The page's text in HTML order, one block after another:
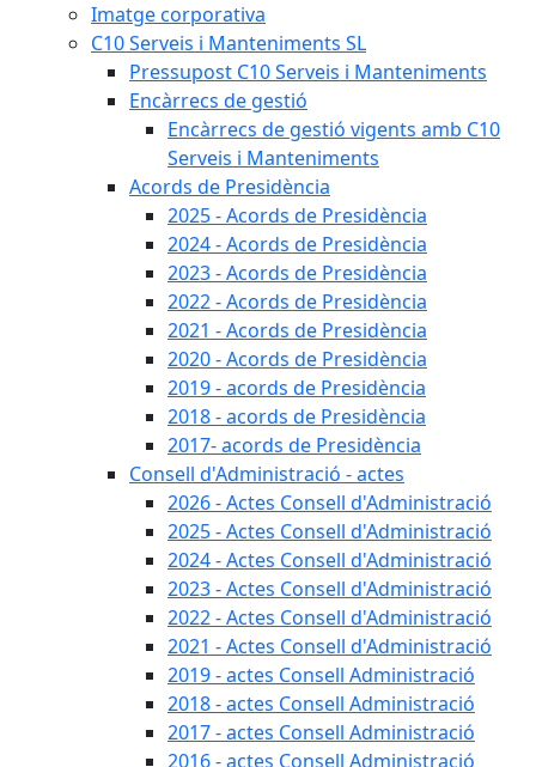
Imatge corporativa
C10 Serveis i Manteniments SL
Pressupost C10 Serveis i Manteniments
Encàrrecs de gestió
Encàrrecs de gestió vigents amb C10
Serveis i Manteniments
Acords de Presidència
2025 - Acords de Presidència
2024 - Acords de Presidència
2023 - Acords de Presidència
2022 - Acords de Presidència
2021 - Acords de Presidència
2020 - Acords de Presidència
2019 - acords de Presidència
2018 - acords de Presidència
2017- acords de Presidència
Consell d'Administració - actes
2026 - Actes Consell d'Administració
2025 - Actes Consell d'Administració
2024 - Actes Consell d'Administració
2023 - Actes Consell d'Administració
2022 - Actes Consell d'Administració
2021 - Actes Consell d'Administració
2019 - actes Consell Administració
2018 - actes Consell Administració
2017 - actes Consell Administració
2016 - actes Consell Administració